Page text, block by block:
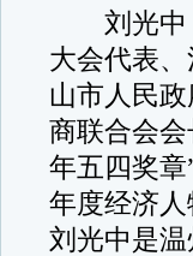
刘光中，
大会代表
山市人民
商联合会
年五四奖
年度经济
刘光中是